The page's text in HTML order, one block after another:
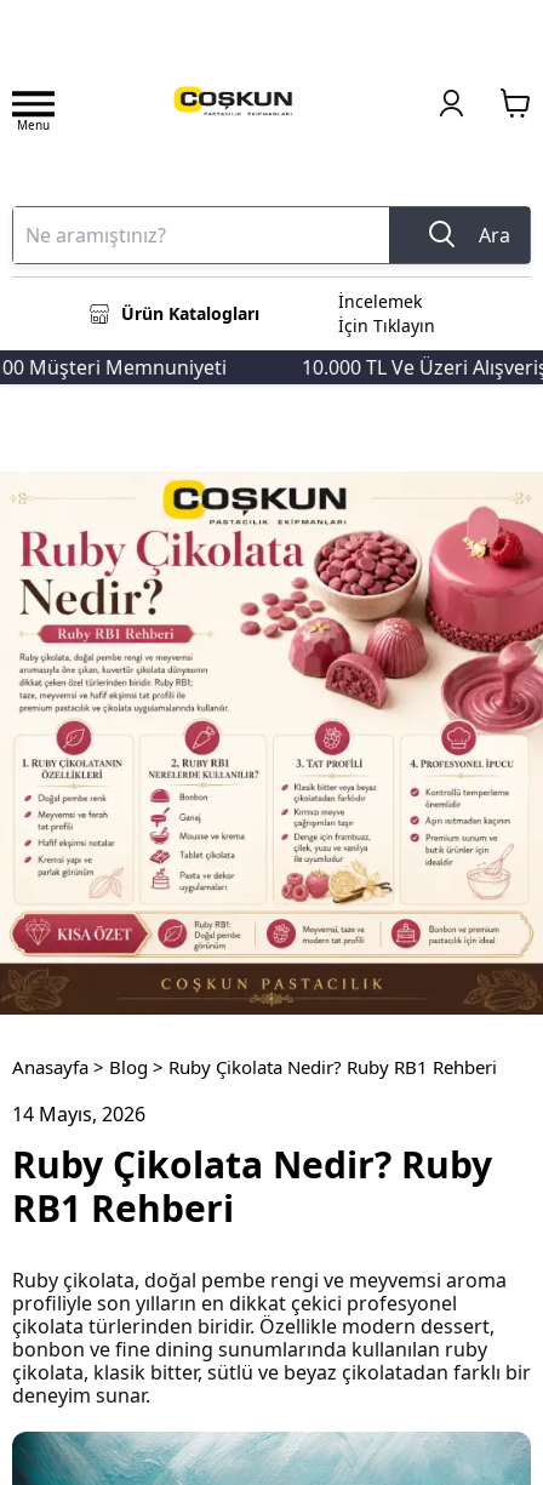
Menu
Ara
Ürün Katalogları
İncelemek
İçin Tıklayın
Memnuniyeti 10.000 TL Ve Üzeri Alışverişlerde
Anasayfa > Blog > Ruby Çikolata Nedir? Ruby RB1 Rehberi
14 Mayıs, 2026
Ruby Çikolata Nedir? Ruby
RB1 Rehberi
Ruby çikolata, doğal pembe rengi ve meyvemsi aroma
profiliyle son yılların en dikkat çekici profesyonel
çikolata türlerinden biridir. Özellikle modern dessert,
bonbon ve fine dining sunumlarında kullanılan ruby
çikolata, klasik bitter, sütlü ve beyaz çikolatadan farklı bir
deneyim sunar.